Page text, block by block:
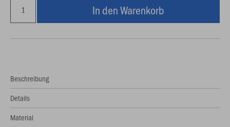
In den Warenkorb
Beschreibung
Details
Material